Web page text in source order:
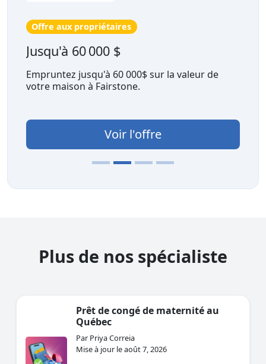
Offre aux propriétaires
Jusqu'à 60 000 $
Empruntez jusqu'à 60 000$ sur la valeur de
votre maison à Fairstone.
Voir l'offre
Plus de nos spécialiste
Prêt de congé de maternité au
Québec
Par Priya Correia
Mise à jour le août 7, 2026